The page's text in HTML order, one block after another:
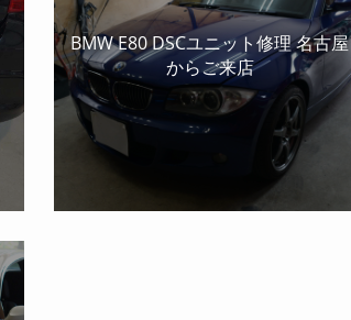
BMW E80 DSCユニット修理 名古屋
からご来店